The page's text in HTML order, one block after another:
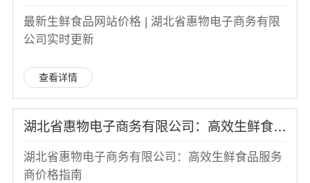
最新生鲜食品网站价格 | 湖北省惠物电子商务有限
公司实时更新
查看详情
湖北省惠物电子商务有限公司：高效生鲜食品服务商价格指南
湖北省惠物电子商务有限公司：高效生鲜食品服务
商价格指南